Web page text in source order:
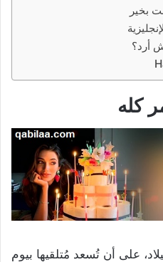
بخير
أرد؟
كله
على أن تُسعد مُتلقيها بيوم